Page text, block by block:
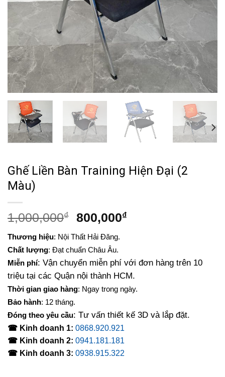
Ghế Liền Bàn Training Hiện Đại (2
Màu)
1,000,000₫
Giá
là:
1,000,000₫.
800,000₫Giá
800,000₫.
Thương hiệu: Nội Thất Hải Đăng.
Chất lượng: Đạt chuẩn Châu Âu.
Miễn phí: Vận chuyển miễn phí với đơn hàng trên 10
triệu tại các Quận nội thành HCM.
Thời gian giao hàng: Ngay trong ngày.
Bảo hành: 12 tháng.
Đóng theo yêu cầu: Tư vấn thiết kế 3D và lắp đặt.
☎ Kinh doanh 1: 0868.920.921
☎ Kinh doanh 2: 0941.181.181
☎ Kinh doanh 3: 0938.915.322